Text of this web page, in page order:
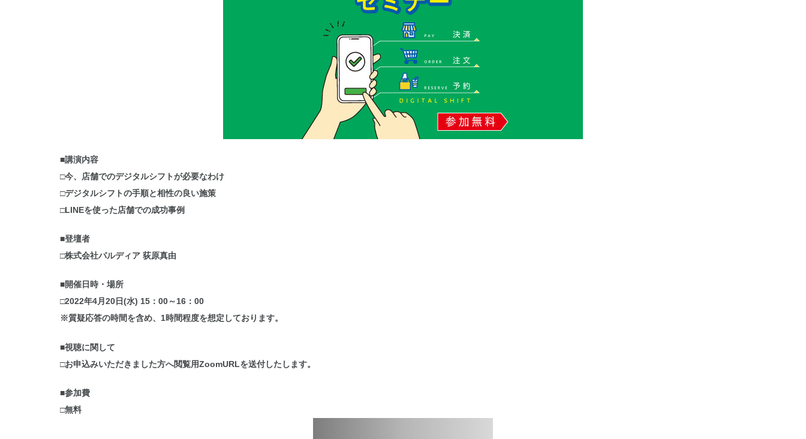
■講演内容
□今、店舗でのデジタルシフトが必要なわけ
□デジタルシフトの手順と相性の良い施策
□LINEを使った店舗での成功事例
■登壇者
□株式会社パルディア 荻原真由
■開催日時・場所
□2022年4月20日(水) 15：00～16：00
※質疑応答の時間を含め、1時間程度を想定しております。
■視聴に関して
□お申込みいただきました方へ閲覧用ZoomURLを送付したします。
■参加費
□無料